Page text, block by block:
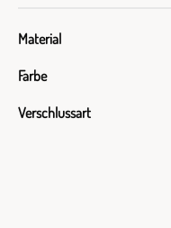
Material
Farbe
Verschlussart